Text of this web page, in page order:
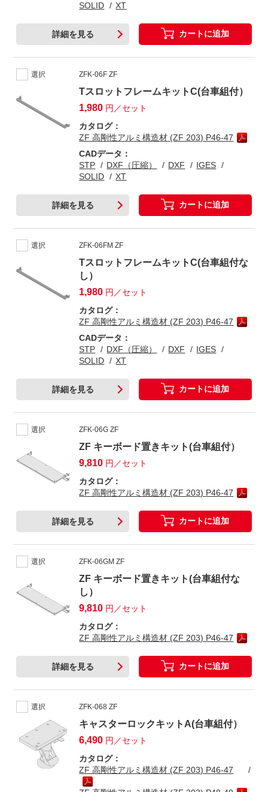
SOLID XT
詳細を見る カートに追加
選択 ZFK-06F ZF
TスロットフレームキットC(台車組付）
1,980 円／セット
カタログ：
ZF 高剛性アルミ構造材 (ZF 203) P46-47
CADデータ：
STP
DXF（圧縮） DXF
IGES
SOLID
XT
詳細を見る カートに追加
選択 ZFK-06FM ZF
TスロットフレームキットC(台車組付な
し）
1,980 円／セット
カタログ：
ZF 高剛性アルミ構造材 (ZF 203) P46-47
CADデータ：
STP
DXF（圧縮） DXF
IGES
SOLID
XT
詳細を見る カートに追加
選択 ZFK-06G ZF
ZF キーボード置きキット(台車組付）
9,810 円／セット
カタログ：
ZF 高剛性アルミ構造材 (ZF 203) P46-47
詳細を見る カートに追加
選択 ZFK-06GM ZF
ZF キーボード置きキット(台車組付な
し）
9,810 円／セット
カタログ：
ZF 高剛性アルミ構造材 (ZF 203) P46-47
詳細を見る カートに追加
選択 ZFK-068 ZF
キャスターロックキットA(台車組付）
6,490 円／セット
カタログ：
ZF 高剛性アルミ構造材 (ZF 203) P46-47